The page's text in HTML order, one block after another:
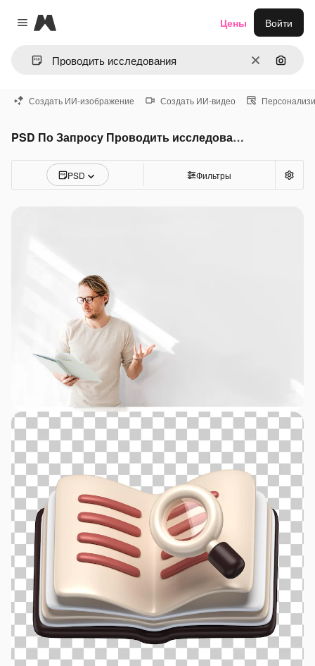
Close menu
Magnific
ОчиститьПоиск
Цены Войти
Создать ИИ-изображение Создать ИИ-видео
PSD По Запросу Проводить исследования
PSD Фильтры